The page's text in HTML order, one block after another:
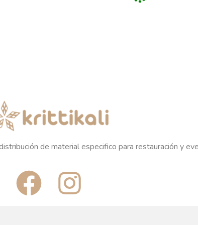
14CM
Plazo de entrega variable,
sujeto a confirmación
MELAMINA
MARRON FUENTE
OVALADA 23X12CM